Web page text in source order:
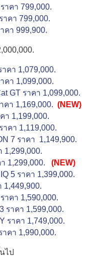
าคา 799,000.
าคา 799,000.
คา 999,900.
าคา 1,079,000.
คา 1,099,000.
GT ราคา 1,099,000.
คา 1,169,000. (NEW)
า 1,199,000.
าคา 1,119,000.
7 ราคา 1,149,900.
1,299,000.
1,299,000.
(NEW)
5 ราคา 1,399,000.
1,449,900.
าคา 1,590,000.
ราคา 1,599,000.
ราคา 1,749,000.
าคา 1,990,000.
ไป